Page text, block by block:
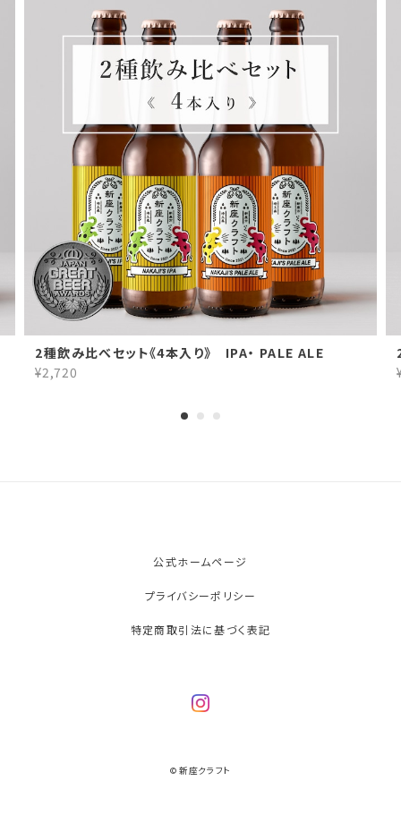
2種飲み比べセット《4本入り》 IPA・ PALE ALE
¥2,720
公式ホームページ
プライバシーポリシー
特定商取引法に基づく表記
© 新座クラフト